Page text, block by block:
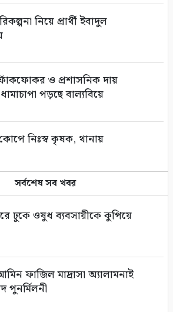
নিয়ে প্রার্থী ইবাদুল
ও প্রশাসনিক দায়
পড়ছে বাল্যবিয়ে
নিঃস্ব কৃষক, থানায়
সর্বোচ্চ কঠোর অবস্থান:
সাথে জেলা পুলিশের
গাছ আত্মসাতের চেষ্টা,
পন্ড
সর্বশেষ সব খবর
ঢুকে ওষুধ ব্যবসায়ীকে কুপিয়ে
ফাজিল মাদ্রাসা অ্যালামনাই
পুনর্মিলনী